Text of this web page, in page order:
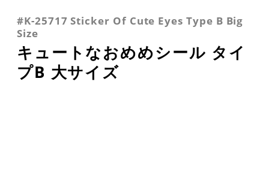
#K-25717 Sticker Of Cute Eyes Type B Big
Size
キュートなおめめシール タイ
プB 大サイズ